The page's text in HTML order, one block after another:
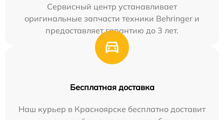
Сервисный центр устанавливает
оригинальные запчасти техники Behringer и
предоставляет гарантию до 3 лет.
Бесплатная доставка
Наш курьер в Красноярске бесплатно доставит